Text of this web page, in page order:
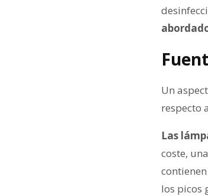
Un
respecto
Las
coste,
los picos